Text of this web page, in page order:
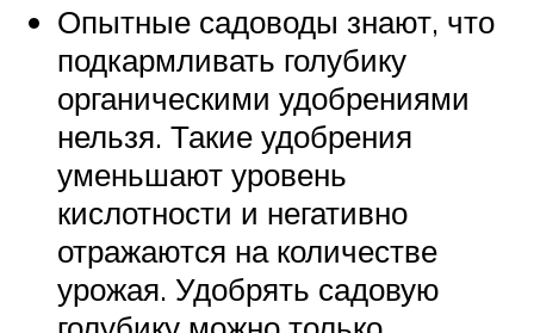
Опытные садоводы знают, что
подкармливать голубику
органическими удобрениями
нельзя. Такие удобрения
уменьшают уровень
кислотности и негативно
отражаются на количестве
урожая. Удобрять садовую